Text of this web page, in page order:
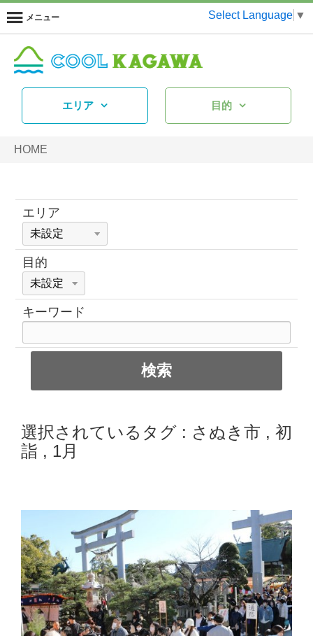
メニュー Select Language ▼
エリア 目的
HOME
エリア
目的
キーワード
選択されているタグ : さぬき市 , 初
詣 , 1月